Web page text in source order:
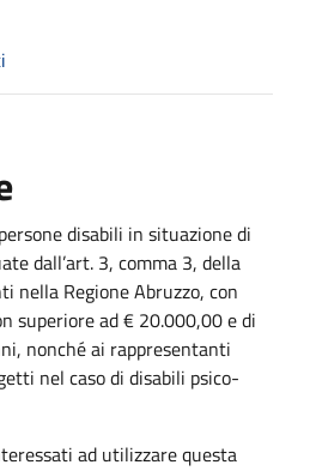
disabili in situazione di
dall’art. 3, comma 3, della
nella Regione Abruzzo, con
superiore ad € 20.000,00 e di
nonché ai rappresentanti
nel caso di disabili psico-
ad utilizzare questa